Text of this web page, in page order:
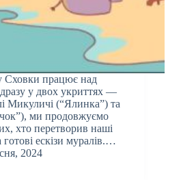
Сховки працює над
у двох укриттях —
Микуличі (“Ялинка”) та
ми продовжуємо
хто перетворив наші
готові ескізи муралів.…
2024